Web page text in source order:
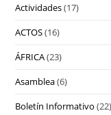
Actividades(17)
ACTOS(16)
ÁFRICA(23)
Asamblea(6)
Boletín Informativo (22)